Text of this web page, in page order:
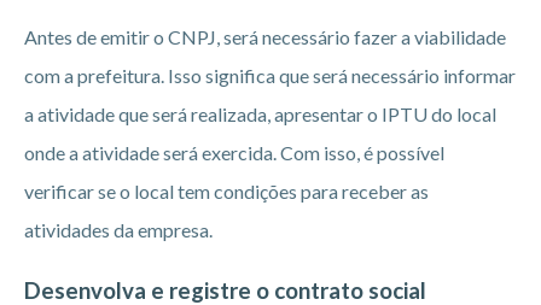
Antes de emitir o CNPJ, será necessário fazer a viabilidade
com a prefeitura. Isso significa que será necessário informar
a atividade que será realizada, apresentar o IPTU do local
onde a atividade será exercida. Com isso, é possível
verificar se o local tem condições para receber as
atividades da empresa.
Desenvolva e registre o contrato social